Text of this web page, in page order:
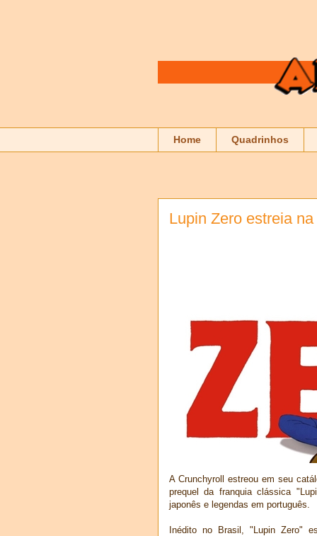
Home Quadrinhos
Lupin Zero estreia
A Crunchyroll estreou em seu
prequel da franquia clássica
japonês e legendas em português.
Inédito no Brasil, "Lupin Zero"